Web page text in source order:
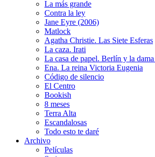
La más grande
Contra la ley
Jane Eyre (2006)
Matlock
Agatha Christie. Las Siete Esferas
La caza. Irati
La casa de papel. Berlín y la
Ena. La reina Victoria Eugenia
Código de silencio
El Centro
Bookish
8 meses
Terra Alta
Escandalosas
Todo esto te daré
Archivo
Películas